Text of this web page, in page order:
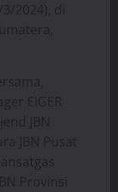
2024), di
EIGER
JBN
JBN Pusat
Provinsi